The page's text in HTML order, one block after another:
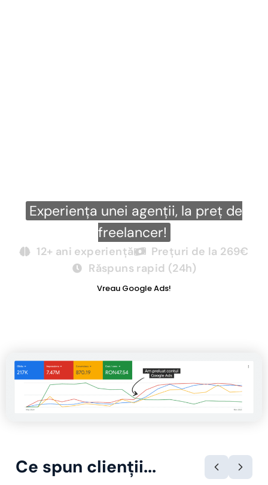
Experiența unei agenții, la preț de
freelancer!
12+ ani experiență
Prețuri de la 269€
Răspuns rapid (24h)
Vreau Google Ads!
Ce spun clienții...